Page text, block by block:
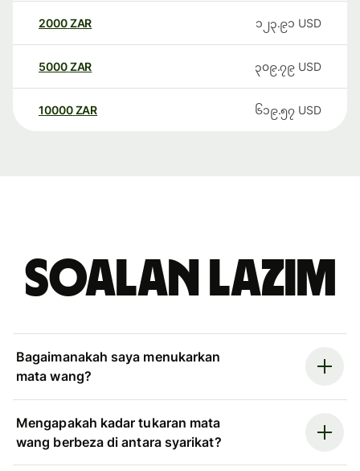
2000ZAR ၁၂၃.၉၁ USD
5000ZAR ၃၀၉.၇၉ USD
10000 ZAR ၆၁၉.၅၇ USD
Soalan Lazim
Bagaimanakah saya menukarkan
mata wang?
Mengapakah kadar tukaran mata
wang berbeza di antara syarikat?